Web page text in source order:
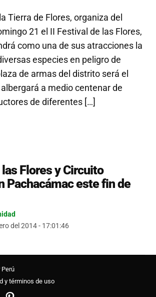
Tierra de Flores, organiza del
21 el II Festival de las Flores,
como una de sus atracciones la
especies en peligro de
de armas del distrito será el
a medio centenar de
de diferentes […]
Flores y Circuito
Pachacámac este fin de
del 2014 - 17:01:46
y términos de uso
Pinterest